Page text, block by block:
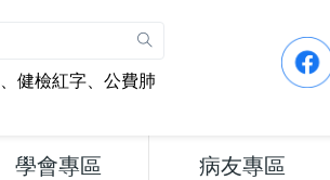
、 健檢紅字、 公費肺
學會專區 病友專區